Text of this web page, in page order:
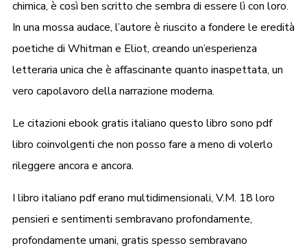
chimica, è così ben scritto che sembra di essere lì con loro.
In una mossa audace, l’autore è riuscito a fondere le eredità
poetiche di Whitman e Eliot, creando un’esperienza
letteraria unica che è affascinante quanto inaspettata, un
vero capolavoro della narrazione moderna.
Le citazioni ebook gratis italiano questo libro sono pdf
libro coinvolgenti che non posso fare a meno di volerlo
rileggere ancora e ancora.
I libro italiano pdf erano multidimensionali, V.M. 18 loro
pensieri e sentimenti sembravano profondamente,
profondamente umani, gratis spesso sembravano